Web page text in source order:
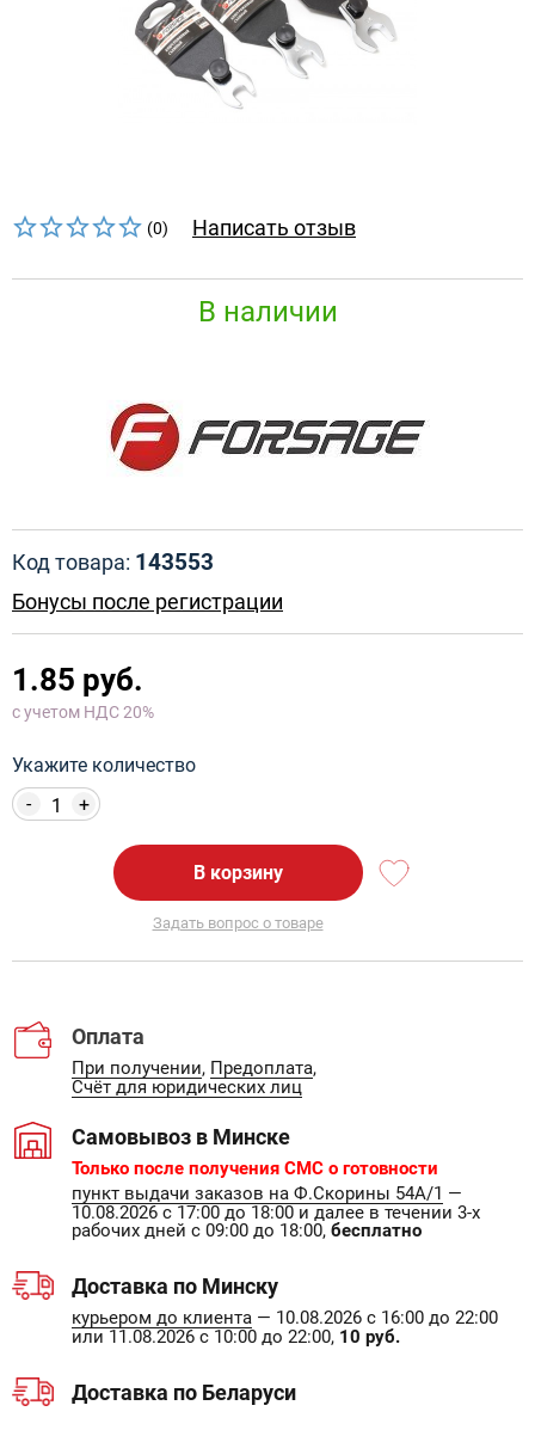
(0) Написать отзыв
В наличии
Код товара: 143553
Бонусы после регистрации
1.85 руб.
с учетом НДС 20%
Укажите количество
+
-
В корзину
Задать вопрос о товаре
Оплата
При получении, Предоплата,
Счёт для юридических лиц
Самовывоз в Минске
Только после получения СМС о готовности
пункт выдачи заказов на Ф.Скорины 54А/1 —
10.08.2026 с 17:00 до 18:00 и далее в течении 3-х
рабочих дней с 09:00 до 18:00, бесплатно
Доставка по Минску
курьером до клиента — 10.08.2026 с 16:00 до 22:00
или 11.08.2026 с 10:00 до 22:00, 10 руб.
Доставка по Беларуси